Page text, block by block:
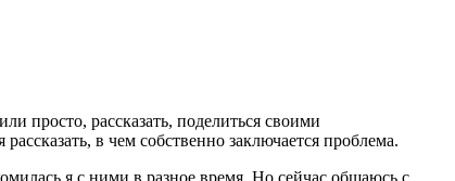
просто, рассказать, поделиться своими
в чем собственно заключается проблема.
я с ними в разное время. Но сейчас общаюсь с